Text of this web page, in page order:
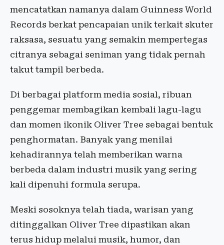
mencatatkan namanya dalam Guinness World
Records berkat pencapaian unik terkait skuter
raksasa, sesuatu yang semakin mempertegas
citranya sebagai seniman yang tidak pernah
takut tampil berbeda.
Di berbagai platform media sosial, ribuan
penggemar membagikan kembali lagu-lagu
dan momen ikonik Oliver Tree sebagai bentuk
penghormatan. Banyak yang menilai
kehadirannya telah memberikan warna
berbeda dalam industri musik yang sering
kali dipenuhi formula serupa.
Meski sosoknya telah tiada, warisan yang
ditinggalkan Oliver Tree dipastikan akan
terus hidup melalui musik, humor, dan